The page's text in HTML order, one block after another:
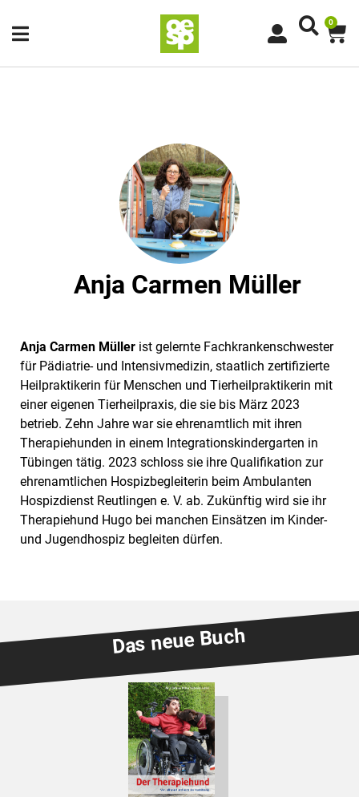
0
Anja Carmen Müller
Anja Carmen Müller ist gelernte Fachkrankenschwester
für Pädiatrie- und Intensivmedizin, staatlich zertifizierte
Heilpraktikerin für Menschen und Tierheilpraktikerin mit
einer eigenen Tierheilpraxis, die sie bis März 2023
betrieb. Zehn Jahre war sie ehrenamtlich mit ihren
Therapiehunden in einem Integrationskindergarten in
Tübingen tätig. 2023 schloss sie ihre Qualifikation zur
ehrenamtlichen Hospizbegleiterin beim Ambulanten
Hospizdienst Reutlingen e. V. ab. Zukünftig wird sie ihr
Therapiehund Hugo bei manchen Einsätzen im Kinder-
und Jugendhospiz begleiten dürfen.
Das neue Buch